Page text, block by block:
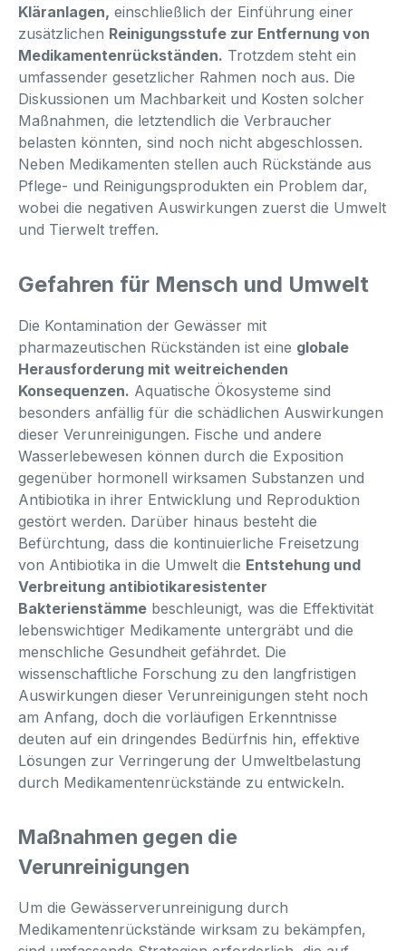
Kläranlagen, einschließlich der Einführung einer
zusätzlichen Reinigungsstufe zur Entfernung von
Medikamentenrückständen. Trotzdem steht ein
umfassender gesetzlicher Rahmen noch aus. Die
Diskussionen um Machbarkeit und Kosten solcher
Maßnahmen, die letztendlich die Verbraucher
belasten könnten, sind noch nicht abgeschlossen.
Neben Medikamenten stellen auch Rückstände aus
Pflege- und Reinigungsprodukten ein Problem dar,
wobei die negativen Auswirkungen zuerst die Umwelt
und Tierwelt treffen.
Gefahren für Mensch und Umwelt
Die Kontamination der Gewässer mit
pharmazeutischen Rückständen ist eine globale
Herausforderung mit weitreichenden
Konsequenzen. Aquatische Ökosysteme sind
besonders anfällig für die schädlichen Auswirkungen
dieser Verunreinigungen. Fische und andere
Wasserlebewesen können durch die Exposition
gegenüber hormonell wirksamen Substanzen und
Antibiotika in ihrer Entwicklung und Reproduktion
gestört werden. Darüber hinaus besteht die
Befürchtung, dass die kontinuierliche Freisetzung
von Antibiotika in die Umwelt die Entstehung und
Verbreitung antibiotikaresistenter
Bakterienstämme beschleunigt, was die Effektivität
lebenswichtiger Medikamente untergräbt und die
menschliche Gesundheit gefährdet. Die
wissenschaftliche Forschung zu den langfristigen
Auswirkungen dieser Verunreinigungen steht noch
am Anfang, doch die vorläufigen Erkenntnisse
deuten auf ein dringendes Bedürfnis hin, effektive
Lösungen zur Verringerung der Umweltbelastung
durch Medikamentenrückstände zu entwickeln.
Maßnahmen gegen die
Verunreinigungen
Um die Gewässerverunreinigung durch
Medikamentenrückstände wirksam zu bekämpfen,